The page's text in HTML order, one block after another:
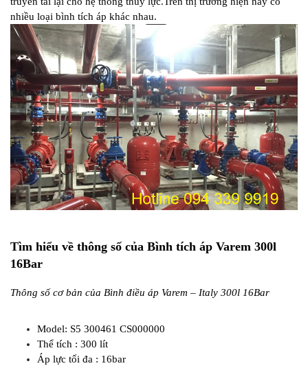
nhiều loại bình tích áp khác nhau.
Tìm hiểu về thông số của Bình tích áp Varem 300l
16Bar
Thông số cơ bản của Bình điều áp Varem – Italy 300l 16Bar
Model: S5 300461 CS000000
Thể tích : 300 lít
Áp lực tối đa : 16bar